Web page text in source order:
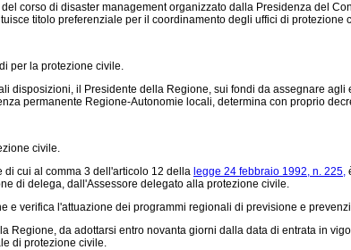
corso di disaster management organizzato dalla Presidenza del
titolo preferenziale per il coordinamento degli uffici di protezione
per la protezione civile.
disposizioni, il Presidente della Regione, sui fondi da assegnare
permanente Regione-Autonomie locali, determina con proprio
civile.
cui al comma 3 dell'articolo 12 della legge 24 febbraio 1992, n. 225,
di delega, dall'Assessore delegato alla protezione civile.
verifica l'attuazione dei programmi regionali di previsione e
da adottarsi entro novanta giorni dalla data di entrata in
di protezione civile.